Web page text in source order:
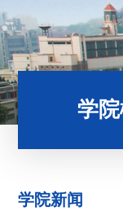
学
学院新闻